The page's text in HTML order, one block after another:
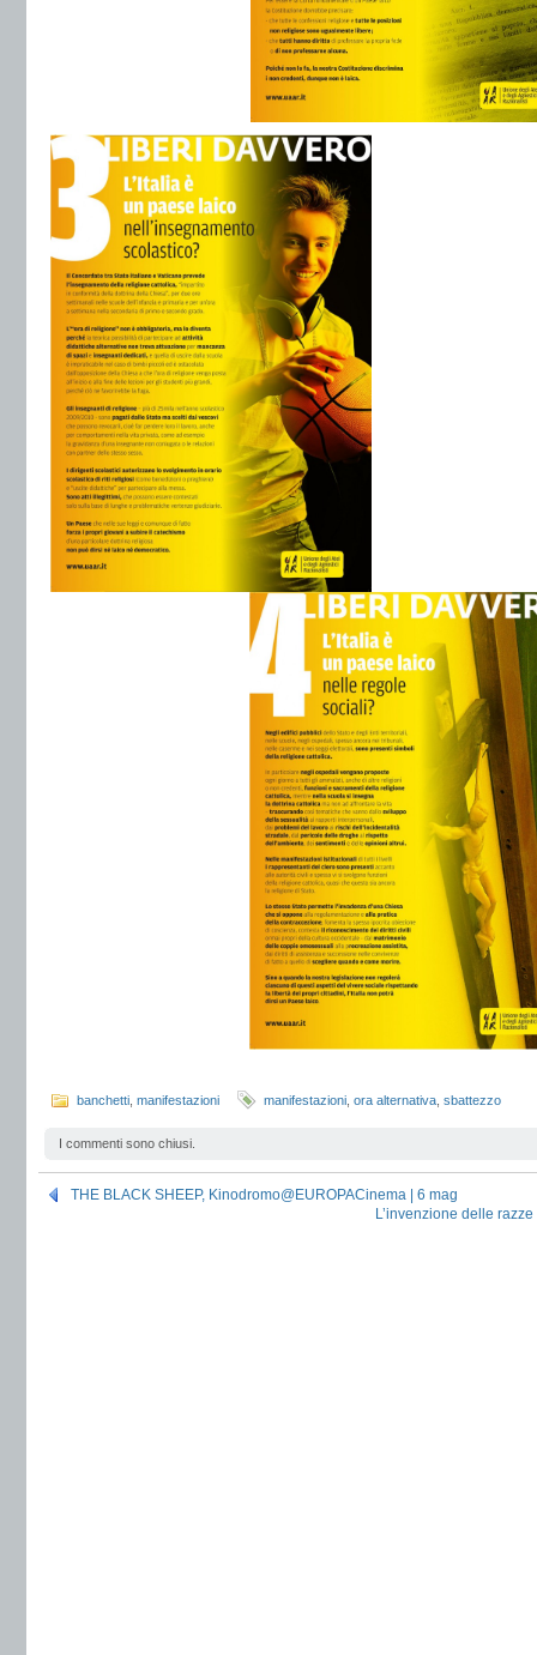
banchetti manifestazioni manifestazioni ora alternativa sbattezzo
I commenti sono chiusi.
THE BLACK SHEEP, Kinodromo@EUROPACinema | 6 mag
L’invenzione delle